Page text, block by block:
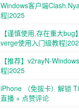
Windows客户端
程|2025
【谨慎使用,存在重大
verge使用入门级教程
【推荐】v2rayN-
程|2025
iPhone （免拔卡）解锁
直播 + 点赞评论